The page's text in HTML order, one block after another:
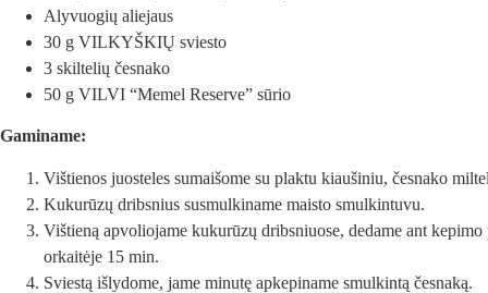
Alyvuogių aliejaus
30 g VILKYŠKIŲ sviesto
3 skiltelių česnako
50 g VILVI “Memel Reserve” sūrio
Gaminame:
Vištienos juosteles sumaišome su plaktu kiaušiniu, česnako
Kukurūzų dribsnius susmulkiname maisto smulkintuvu.
Vištieną apvoliojame kukurūzų dribsniuose, dedame ant
orkaitėje 15 min.
Sviestą išlydome, jame minutę apkepiname smulkintą česnaką.